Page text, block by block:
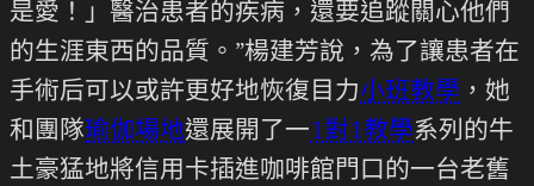
是愛！」醫治患者的疾病，還要追蹤關心他們
的生涯東西的品質。”楊建芳說，為了讓患者在
手術后可以或許更好地恢復目力小班教學 ，她
和團隊瑜伽場地還展開了一1對1教學系列的牛
土豪猛地將信用卡插進咖啡館門口的一台老舊